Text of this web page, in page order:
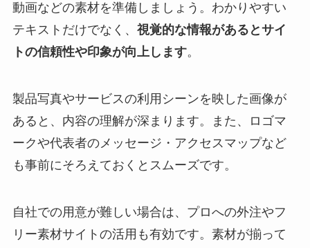
動画などの素材を準備しましょう。わかりやすい
テキストだけでなく、 視覚的な情報があるとサイ
トの信頼性や印象が向上します。
製品写真やサービスの利用シーンを映した画像が
あると、内容の理解が深まります。また、ロゴマ
ークや代表者のメッセージ・アクセスマップなど
も事前にそろえておくとスムーズです。
自社での用意が難しい場合は、プロへの外注やフ
リー素材サイトの活用も有効です。素材が揃って